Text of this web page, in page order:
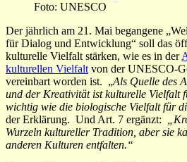
Foto: UNESCO
Der jährlich am 21. Mai begangene
für Dialog und Entwicklung“ soll das
kulturelle Vielfalt stärken, wie es in der
kulturellen Vielfalt von der UNESCO-
vereinbart worden ist. „Als Quelle des
und der Kreativität ist kulturelle Vielfalt
wichtig wie die biologische Vielfalt für
der Erklärung. Und Art. 7 ergänzt:
Wurzeln kultureller Tradition, aber sie
anderen Kulturen entfalten.“